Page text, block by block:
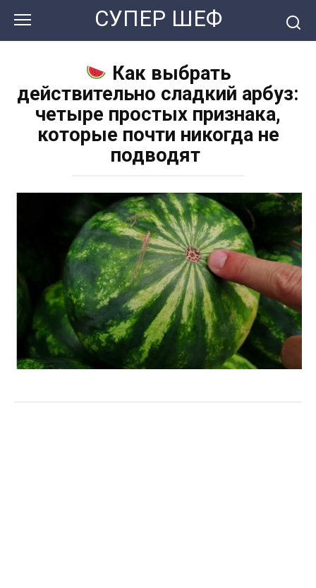
контенту
СУПЕР ШЕФ
Как выбрать
действительно сладкий арбуз:
четыре простых признака,
которые почти никогда не
подводят